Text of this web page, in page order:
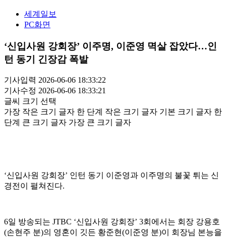
세계일보
PC화면
‘신입사원 강회장’ 이주명, 이준영 멱살 잡았다…인
턴 동기 긴장감 폭발
기사입력 2026-06-06 18:33:22
기사수정 2026-06-06 18:33:21
글씨 크기 선택
가장 작은 크기 글자 한 단계 작은 크기 글자 기본 크기 글자 한
단계 큰 크기 글자 가장 큰 크기 글자
‘신입사원 강회장’ 인턴 동기 이준영과 이주명의 불꽃 튀는 신
경전이 펼쳐진다.
6일 방송되는 JTBC ‘신입사원 강회장’ 3회에서는 회장 강용호
(손현주 분)의 영혼이 깃든 황준현(이준영 분)이 회장님 본능을